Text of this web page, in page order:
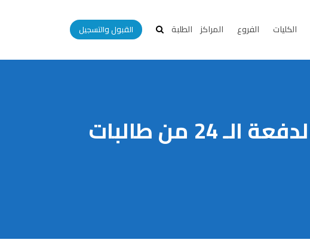
الكليات الفروع المراكز الطلبة القبول والتسجيل
جامعة العلوم والتكنولوجيا تحتفي بتخريج الدفعة الـ 24 من طالبات